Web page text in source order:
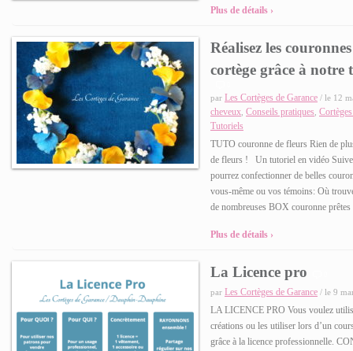
Plus de détails ›
Réalisez les
cortège grâce à notre
par Les Cortèges de Garance / le 12
cheveux Conseils pratiques
Tutoriels
TUTO couronne de fleurs Rien de
de fleurs ! Un tutoriel en vidéo
pourrez confectionner de belles
vous-même ou vos témoins: Où
de nombreuses BOX couronne
Plus de détails ›
La Licence pro
par Les Cortèges de Garance / le 9
LA LICENCE PRO Vous voulez
créations ou les utiliser lors d’un
grâce à la licence professionnelle.